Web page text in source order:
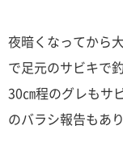
夜暗くなってから
で足元のサビキで
30㎝程のグレもサ
のバラシ報告もあ